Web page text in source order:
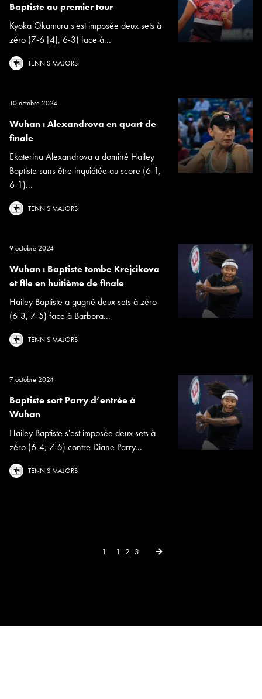
Baptiste au premier tour
Kyoka Okamura s'est imposée deux sets à
zéro (7-6 [4], 6-3) face à...
TENNIS MAJORS
10 octobre 2024
Wuhan : Alexandrova en quart de
finale
Ekaterina Alexandrova a dominé Hailey
Baptiste sans être inquiétée au score (6-1,
6-1)...
TENNIS MAJORS
9 octobre 2024
Wuhan : Baptiste tombe Krejcikova
et file en huitième de finale
Hailey Baptiste a gagné deux sets à zéro
(6-3, 7-5) face à Barbora...
TENNIS MAJORS
7 octobre 2024
Baptiste sort Parry d’entrée à
Wuhan
Hailey Baptiste s'est imposée deux sets à
zéro (6-4, 7-5) contre Diane Parry...
TENNIS MAJORS
1 1 2 3 Next →